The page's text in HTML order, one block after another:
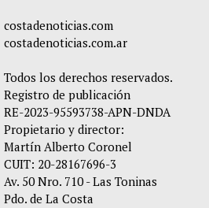
costadenoticias.com
costadenoticias.com.ar
Todos los derechos reservados.
Registro de publicación
RE-2023-95593738-APN-DNDA
Propietario y director:
Martín Alberto Coronel
CUIT: 20-28167696-3
Av. 50 Nro. 710 - Las Toninas
Pdo. de La Costa